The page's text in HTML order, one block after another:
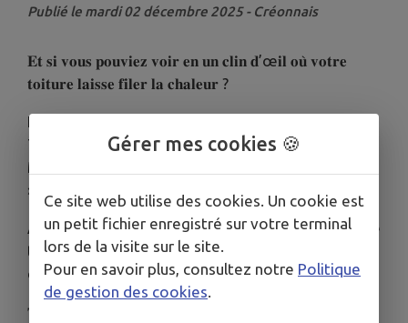
Publié le mardi 02 décembre 2025 - Créonnais
𝐄𝐭 𝐬𝐢 𝐯𝐨𝐮𝐬 𝐩𝐨𝐮𝐯𝐢𝐞𝐳 𝐯𝐨𝐢𝐫 𝐞𝐧 𝐮𝐧 𝐜𝐥𝐢𝐧 𝐝’œ𝐢𝐥 𝐨𝐮̀ 𝐯𝐨𝐭𝐫𝐞
𝐭𝐨𝐢𝐭𝐮𝐫𝐞 𝐥𝐚𝐢𝐬𝐬𝐞 𝐟𝐢𝐥𝐞𝐫 𝐥𝐚 𝐜𝐡𝐚𝐥𝐞𝐮𝐫 ?
Les communautés de communes et le Pôle
Territorial du Cœur Entre-deux-Mers lancent «
Mon projet isolation – Mon simulateur thermique
» : un outil simple, gratuit et accessible à tous.
À partir de votre adresse, il estime la performance
thermique de votre toiture et repère les zones de
déperdition.
𝐓𝐞𝐬𝐭𝐞𝐳 𝐯𝐨𝐭𝐫𝐞 𝐭𝐨𝐢𝐭𝐮𝐫𝐞 𝐞𝐧 𝐪𝐮𝐞𝐥𝐪𝐮𝐞𝐬 𝐬𝐞𝐜𝐨𝐧𝐝𝐞𝐬
Gérer mes cookies 🍪
Ce site web utilise des cookies. Un cookie est
un petit fichier enregistré sur votre terminal
lors de la visite sur le site.
Pour en savoir plus, consultez notre Politique
de gestion des cookies